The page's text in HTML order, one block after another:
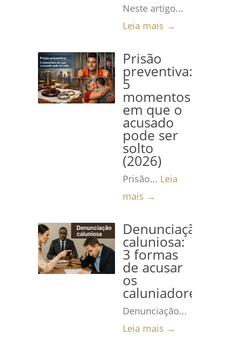
Neste artigo...
Leia mais →
Prisão
preventiva:
5
momentos
em que o
acusado
pode ser
solto
(2026)
Prisão... Leia
mais →
Denunciação
caluniosa:
3 formas
de acusar
os
caluniadores
Denunciação...
Leia mais →